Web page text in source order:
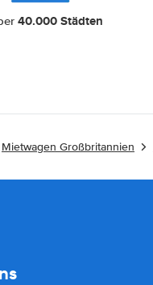
40.000 Städten
Mietwagen Großbritannien